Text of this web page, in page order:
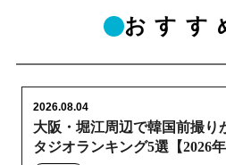
おすす
大阪・堀江周辺で韓国前撮り
タジオランキング5選【2026年
2026.08.04